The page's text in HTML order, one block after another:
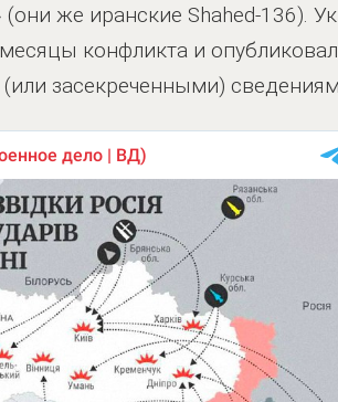
же иранские Shahed-136).
конфликта и
засекреченными)